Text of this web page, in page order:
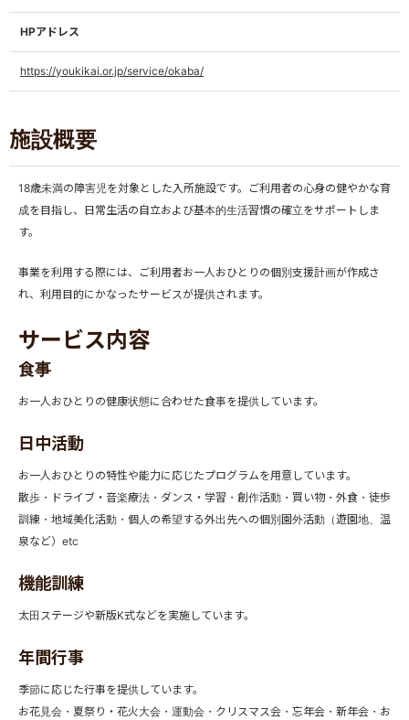
HPアドレス
https://youkikai.or.jp/service/okaba/
施設概要
18歳未満の障害児を対象とした入所施設です。ご利用者の心身の健やかな育
成を目指し、日常生活の自立および基本的生活習慣の確立をサポートしま
す。
事業を利用する際には、ご利用者お一人おひとりの個別支援計画が作成さ
れ、利用目的にかなったサービスが提供されます。
サービス内容
食事
お一人おひとりの健康状態に合わせた食事を提供しています。
日中活動
お一人おひとりの特性や能力に応じたプログラムを用意しています。
散歩・ドライブ・音楽療法・ダンス・学習・創作活動・買い物・外食・徒歩
訓練・地域美化活動・個人の希望する外出先への個別園外活動（遊園地、温
泉など）etc
機能訓練
太田ステージや新版K式などを実施しています。
年間行事
季節に応じた行事を提供しています。
お花見会・夏祭り・花火大会・運動会・クリスマス会・忘年会・新年会・お